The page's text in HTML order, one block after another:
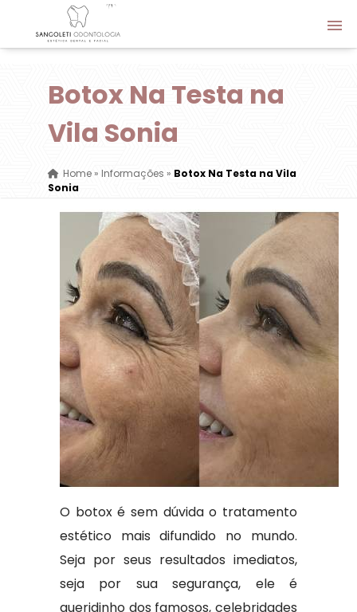
Botox Na Testa na
Vila Sonia
Home» Informações » Botox Na Testa na Vila
Sonia
O botox é sem dúvida o tratamento
estético mais difundido no mundo.
Seja por seus resultados imediatos,
seja por sua segurança, ele é
queridinho dos famosos, celebridades